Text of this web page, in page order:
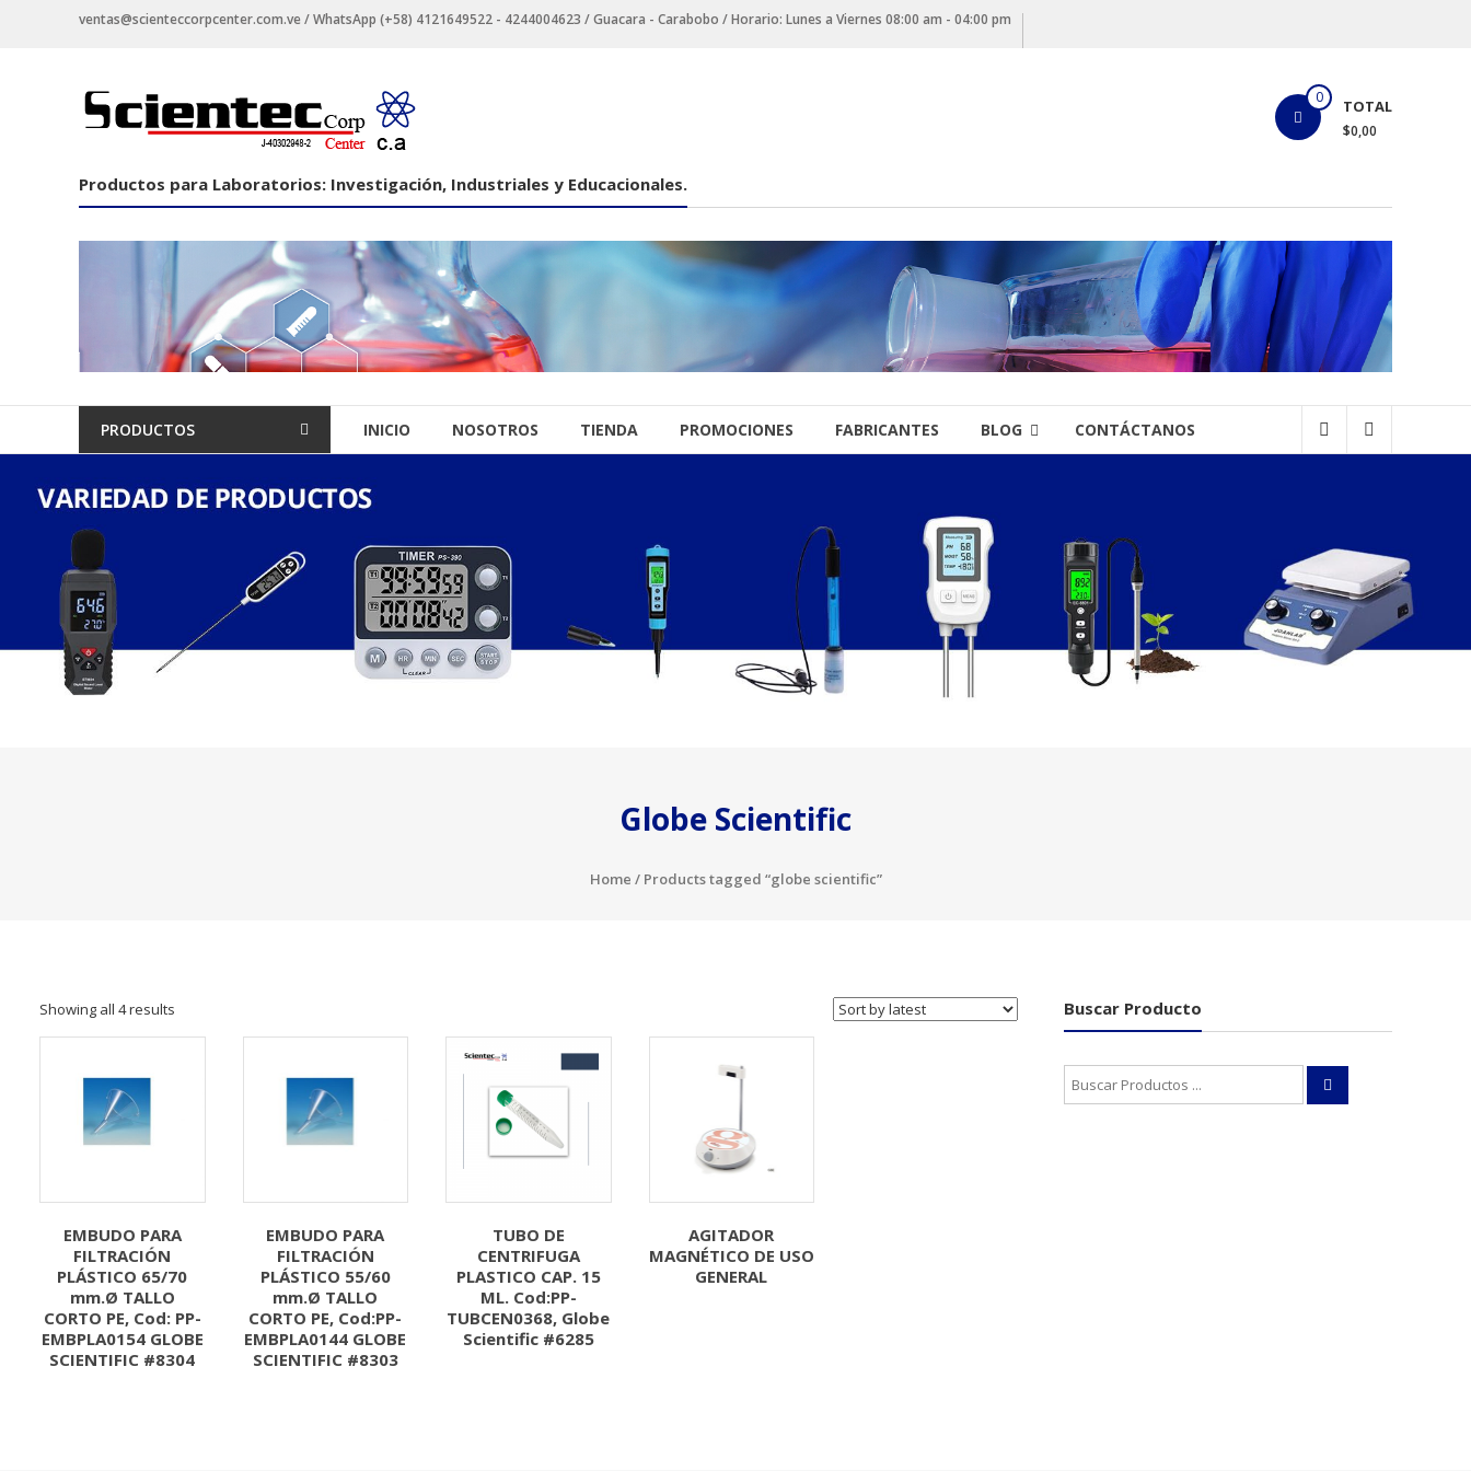
ventas@scienteccorpcenter.com.ve / WhatsApp (+58) 4121649522 - 4244004623 / Guacara - Carabobo / Horario: Lunes a Viernes 08:00 am - 04:00 pm
Productos
para
Laboratorios
Industriales
Educacionales.
0 TOTAL
$0,00
Productos para Laboratorios: Investigación, Industriales y Educacionales.
PRODUCTOS INICIO NOSOTROS TIENDA PROMOCIONES FABRICANTES BLOG CONTÁCTANOS
Globe Scientific
Home / Products tagged “globe scientific”
Showing all 4 results
EMBUDO PARA
FILTRACIÓN
PLÁSTICO 65/70
mm.Ø TALLO
CORTO PE, Cod: PP-
EMBPLA0154 GLOBE
SCIENTIFIC #8304
EMBUDO PARA
FILTRACIÓN
PLÁSTICO 55/60
mm.Ø TALLO
CORTO PE, Cod:PP-
EMBPLA0144 GLOBE
SCIENTIFIC #8303
TUBO DE
CENTRIFUGA
PLASTICO CAP. 15
ML. Cod:PP-
TUBCEN0368, Globe
Scientific #6285
AGITADOR
MAGNÉTICO DE USO
GENERAL
Buscar Producto
Buscar: